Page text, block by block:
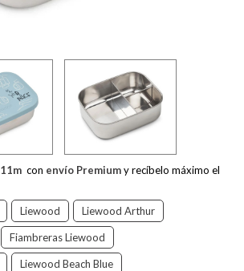
11m con envío Premiumy recíbelo máximo el
Liewood Liewood Arthur
Fiambreras Liewood
Liewood Beach Blue